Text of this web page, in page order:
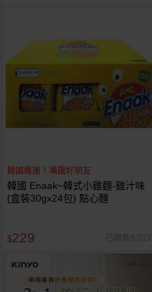
韓國瘋搶！嘴饞好朋友
韓國 Enaak~韓式小雞麵-雞汁味
(盒裝30gx24包) 點心麵
$229 已銷售8,027